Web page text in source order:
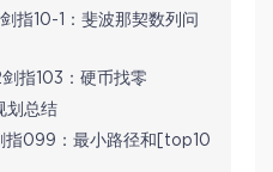
指10-1：斐波那契数列问
指103：硬币找零
划总结
指099：最小路径和[top10